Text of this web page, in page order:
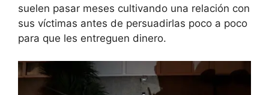
suelen pasar meses cultivando una relación con
sus víctimas antes de persuadirlas poco a poco
para que les entreguen dinero.